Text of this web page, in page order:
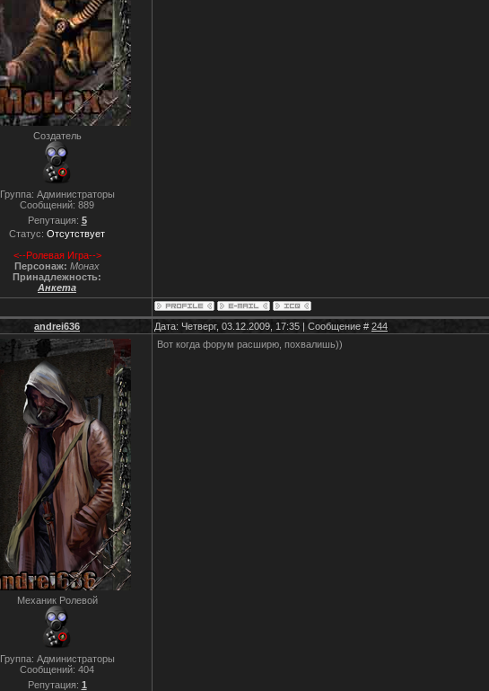
Создатель
Группа: Администраторы
Сообщений: 889
Репутация: 5
Статус: Отсутствует
<--Ролевая Игра-->
Персонаж: Монах
Принадлежность:
Анкета
andrei636 Дата: Четверг, 03.12.2009, 17:35 | Сообщение # 244
Механик Ролевой
Группа: Администраторы
Сообщений: 404
Репутация: 1
Вот когда форум расширю, похвалишь))